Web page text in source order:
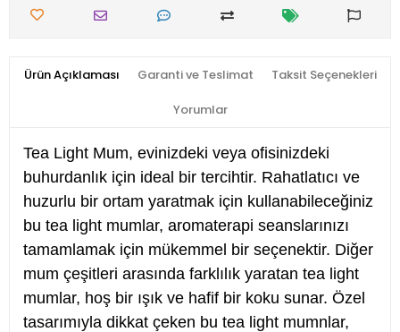
Ürün Açıklaması Garanti ve Teslimat Taksit Seçenekleri
Yorumlar
Tea Light Mum, evinizdeki veya ofisinizdeki
buhurdanlık için ideal bir tercihtir. Rahatlatıcı ve
huzurlu bir ortam yaratmak için kullanabileceğiniz
bu tea light mumlar, aromaterapi seanslarınızı
tamamlamak için mükemmel bir seçenektir. Diğer
mum çeşitleri arasında farklılık yaratan tea light
mumlar, hoş bir ışık ve hafif bir koku sunar. Özel
tasarımıyla dikkat çeken bu tea light mumnlar,